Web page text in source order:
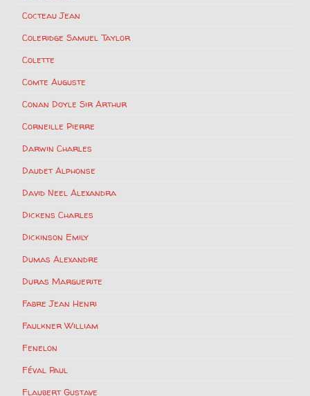
Cocteau Jean
Coleridge Samuel Taylor
Colette
Comte Auguste
Conan Doyle Sir Arthur
Corneille Pierre
Darwin Charles
Daudet Alphonse
David Neel Alexandra
Dickens Charles
Dickinson Emily
Dumas Alexandre
Duras Marguerite
Fabre Jean Henri
Faulkner William
Fenelon
Féval Paul
Flaubert Gustave